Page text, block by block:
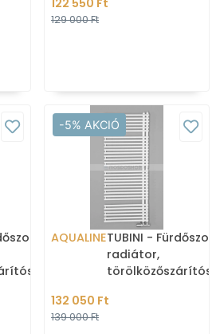
50x100cm,
aszimmetrikus,
122 550 Ft
129 000 Ft
-5% AKCIÓ
AQUALINETUBINI -
radiátor,
törölközőszárítós
59,6x145,4cm,
132 050 Ft
139 000 Ft